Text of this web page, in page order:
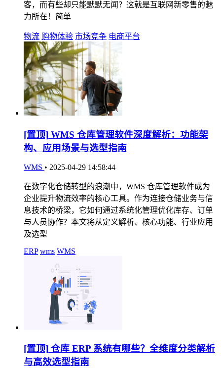
客，而有些却只能默默无闻？这就是互联网新零售的魅
力所在！简单
物流 购物体验 市场竞争 电商平台
[置顶] WMS 仓库管理软件深度解析：功能架
构、应用场景与选型指南
WMS • 2025-04-29 14:58:44
在数字化仓储转型的浪潮中，WMS 仓库管理软件成为
企业提升物流效率的核心工具。作为连接仓储业务与信
息技术的桥梁，它如何通过系统化管理优化库存、订单
与人员协作？本文将从定义解析、核心功能、行业应用
及选型
ERP wms WMS
[置顶] 仓库 ERP 系统有哪些？全维度分类解析
与高效选型指南